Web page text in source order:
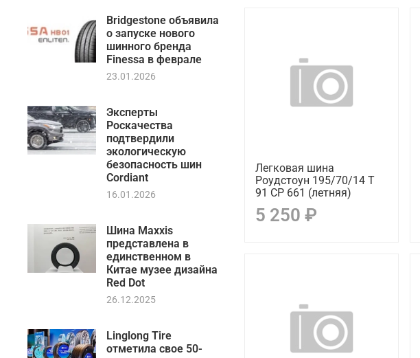
Легковая шина
Роудстоун 195/70/14 T
91 CP 661 (летняя)
5 250 ₽
Bridgestone объявила
о запуске нового
шинного бренда
Finessa в феврале
23.01.2026
Эксперты
Роскачества
подтвердили
экологическую
безопасность шин
Cordiant
16.01.2026
Шина Maxxis
представлена в
единственном в
Китае музее дизайна
Red Dot
26.12.2025
Linglong Tire
отметила свое 50-